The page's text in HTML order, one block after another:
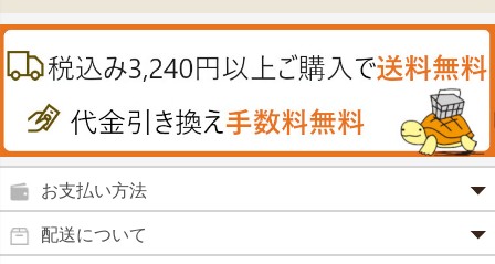
肌・皮膚のお薬
絆創膏
殺菌消毒液
鼻炎薬
肝油
鉄
ノコギリヤシ
グルコサミン
田七人参
イチョウ葉
うどん・そば
喜多方ラーメン
カレー・シチュー
お支払い方法
クレジットカード(1 回払いのみ)
SSL 認証で暗号化処理していますので、 安心して
配送について